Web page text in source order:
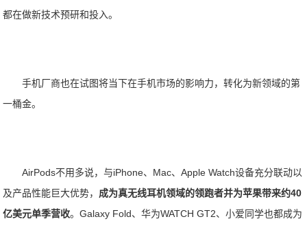
都在做新技术预研和投入。
手机厂商也在试图将当下在手机市场的影响力，转化为新领域的第
一桶金。
AirPods不用多说，与iPhone、Mac、Apple Watch设备充分联动以
及产品性能巨大优势， 成为真无线耳机领域的领跑者并为苹果带来约40
亿美元单季营收。Galaxy Fold、华为WATCH GT2、小爱同学也都成为